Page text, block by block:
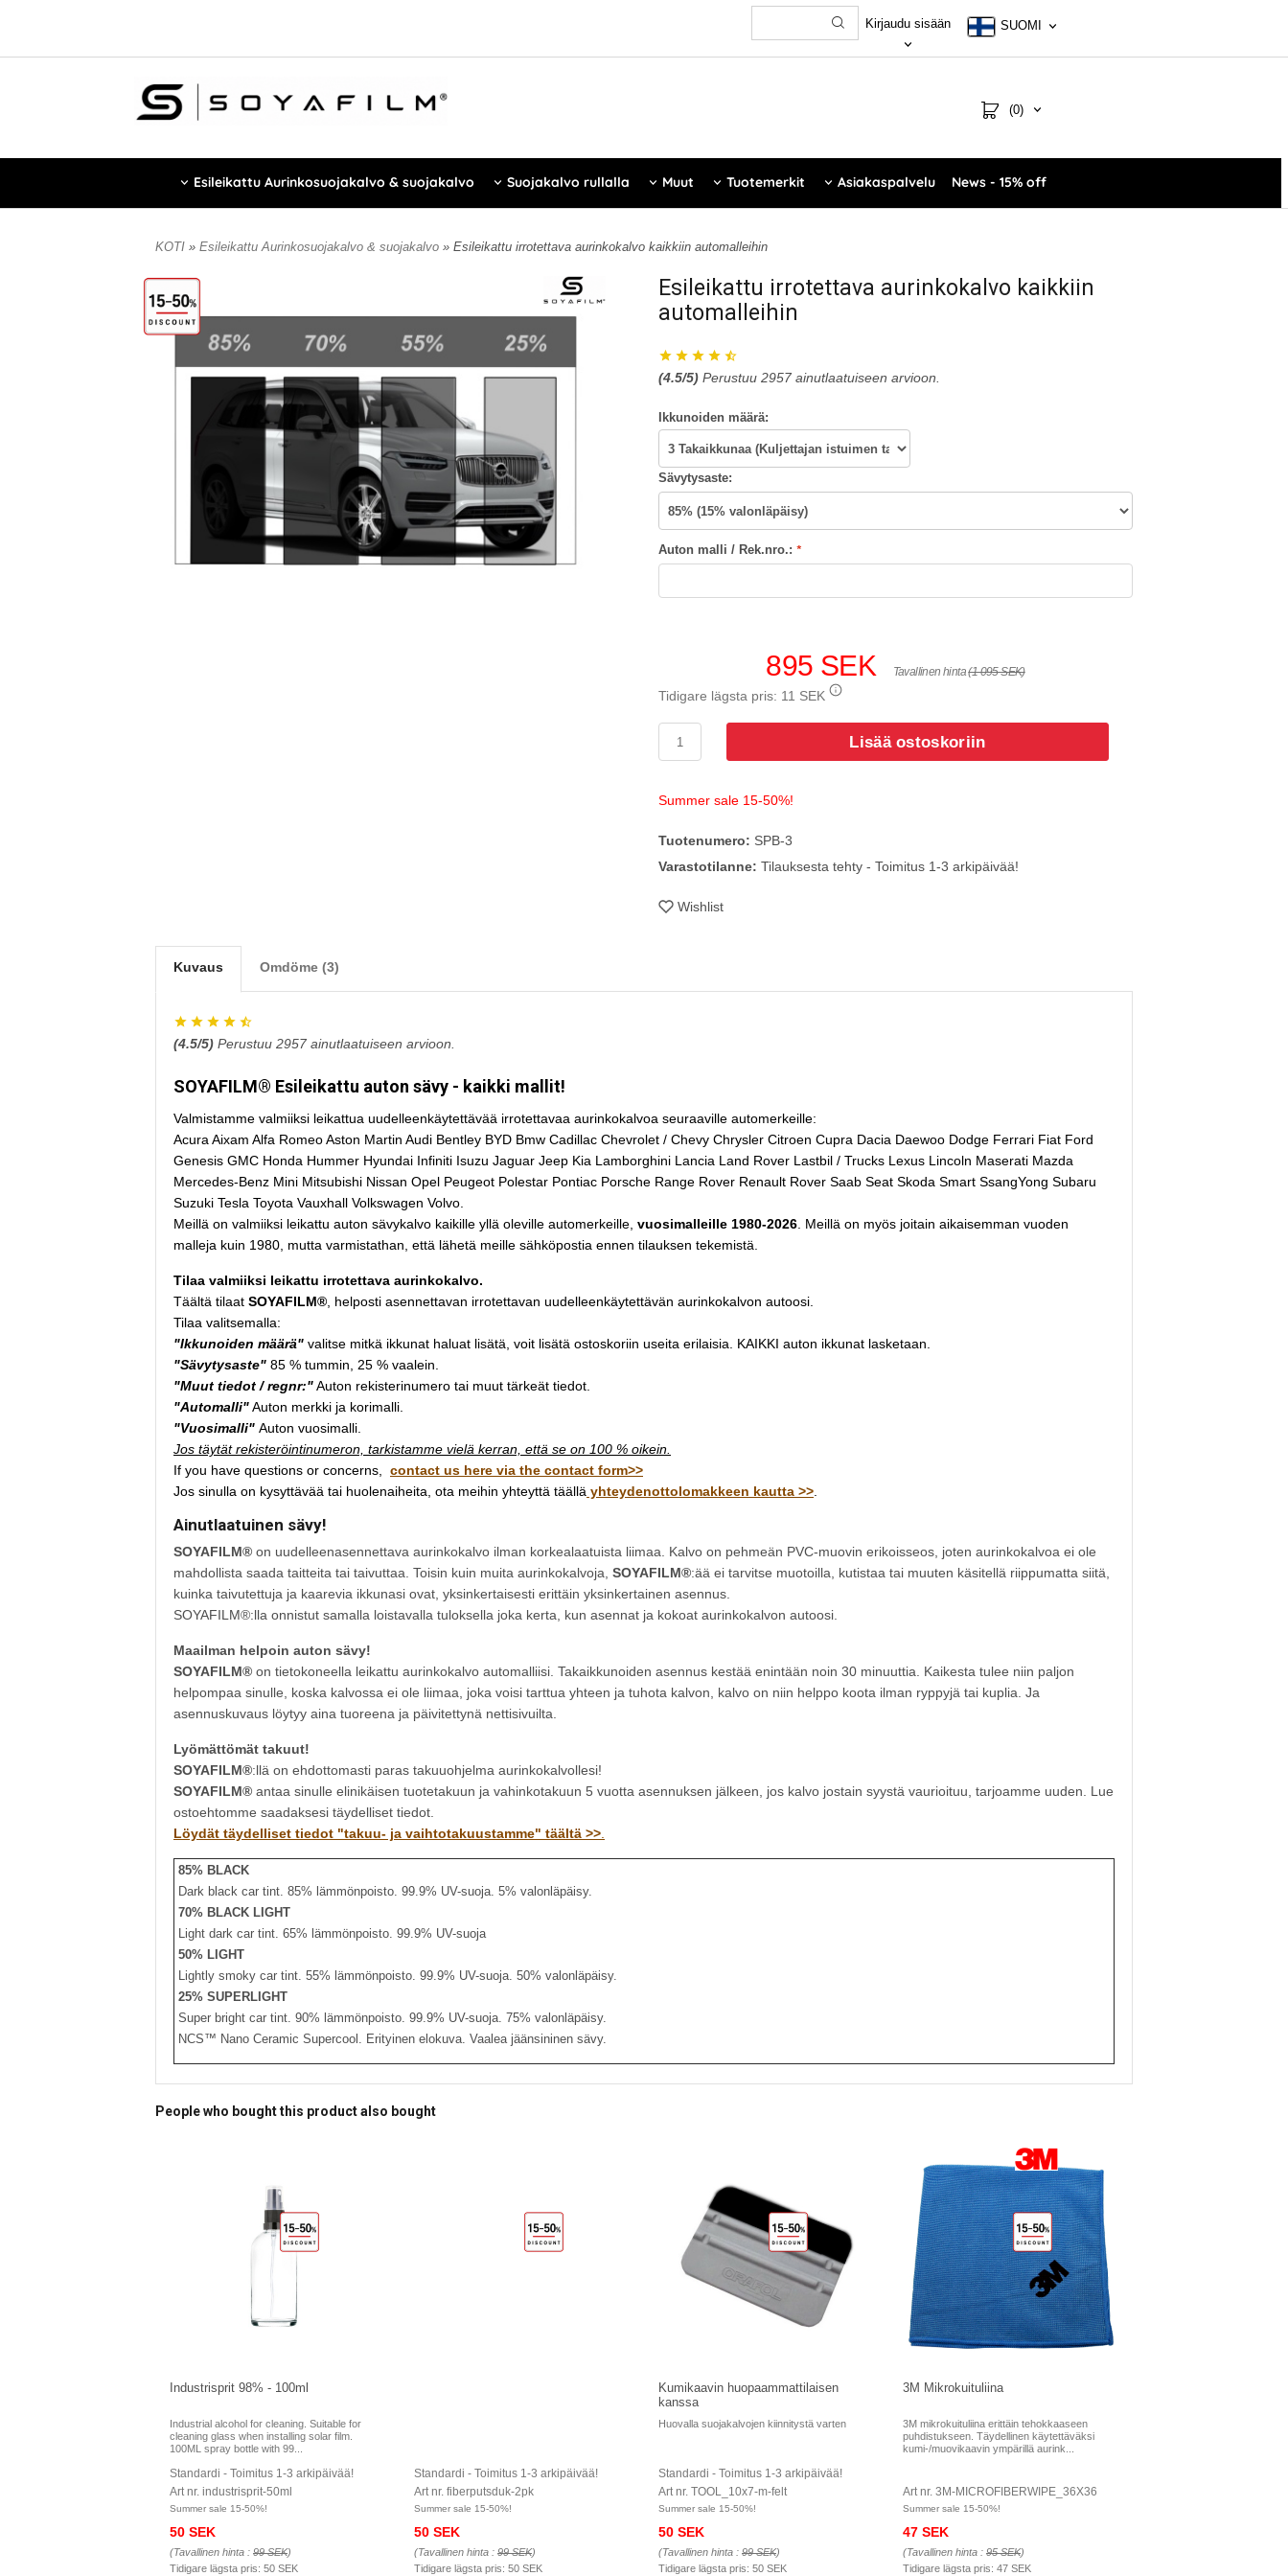
Kirjaudu sisään SUOMI
(0)
Esileikattu Aurinkosuojakalvo & suojakalvo Suojakalvo rullalla Muut Tuotemerkit Asiakaspalvelu News - 15% off
KOTI » Esileikattu Aurinkosuojakalvo & suojakalvo » Esileikattu irrotettava aurinkokalvo kaikkiin automalleihin
Esileikattu irrotettava aurinkokalvo kaikkiin
automalleihin
(4.5/5) Perustuu 2957 ainutlaatuiseen arvioon.
Ikkunoiden määrä:
Sävytysaste:
Auton malli / Rek.nro.: *
895 SEK Tavallinen hinta(1 095 SEK)
Tidigare lägsta pris: 11 SEK
Lisää ostoskoriin
Summer sale 15-50%!
Tuotenumero: SPB-3
Varastotilanne: Tilauksesta tehty - Toimitus 1-3 arkipäivää!
Wishlist
Kuvaus Omdöme (3)
(4.5/5) Perustuu 2957 ainutlaatuiseen arvioon.
SOYAFILM® Esileikattu auton sävy - kaikki mallit!
Valmistamme valmiiksi leikattua uudelleenkäytettävää irrotettavaa aurinkokalvoa seuraaville automerkeille:
Acura Aixam Alfa Romeo Aston Martin Audi Bentley BYD Bmw Cadillac Chevrolet / Chevy Chrysler Citroen Cupra Dacia Daewoo Dodge Ferrari Fiat Ford
Genesis GMC Honda Hummer Hyundai Infiniti Isuzu Jaguar Jeep Kia Lamborghini Lancia Land Rover Lastbil / Trucks Lexus Lincoln Maserati Mazda
Mercedes-Benz Mini Mitsubishi Nissan Opel Peugeot Polestar Pontiac Porsche Range Rover Renault Rover Saab Seat Skoda Smart SsangYong Subaru
Suzuki Tesla Toyota Vauxhall Volkswagen Volvo.
Meillä on valmiiksi leikattu auton sävykalvo kaikille yllä oleville automerkeille, vuosimalleille 1980-2026 . Meillä on myös joitain aikaisemman vuoden
malleja kuin 1980, mutta varmistathan, että lähetä meille sähköpostia ennen tilauksen tekemistä.
Tilaa valmiiksi leikattu irrotettava aurinkokalvo.
Täältä tilaat SOYAFILM® , helposti asennettavan irrotettavan uudelleenkäytettävän aurinkokalvon autoosi.
Tilaa valitsemalla:
"Ikkunoiden määrä" valitse mitkä ikkunat haluat lisätä, voit lisätä ostoskoriin useita erilaisia. KAIKKI auton ikkunat lasketaan.
"Sävytysaste" 85 % tummin, 25 % vaalein.
"Muut tiedot / regnr:"Auton rekisterinumero tai muut tärkeät tiedot.
"Automalli"Auton merkki ja korimalli.
"Vuosimalli" Auton vuosimalli.
Jos täytät rekisteröintinumeron, tarkistamme vielä kerran, että se on 100 % oikein.
If you have questions or concerns, contact us here via the contact form>>
Jos sinulla on kysyttävää tai huolenaiheita, ota meihin yhteyttä täällä yhteydenottolomakkeen kautta >>
Ainutlaatuinen sävy!
SOYAFILM® on uudelleenasennettava aurinkokalvo ilman korkealaatuista liimaa. Kalvo on pehmeän PVC-muovin erikoisseos, joten aurinkokalvoa ei ole
mahdollista saada taitteita tai taivuttaa. Toisin kuin muita aurinkokalvoja, SOYAFILM®:ää ei tarvitse muotoilla, kutistaa tai muuten käsitellä riippumatta siitä,
kuinka taivutettuja ja kaarevia ikkunasi ovat, yksinkertaisesti erittäin yksinkertainen asennus.
SOYAFILM®:lla onnistut samalla loistavalla tuloksella joka kerta, kun asennat ja kokoat aurinkokalvon autoosi.
Maailman helpoin auton sävy!
SOYAFILM® on tietokoneella leikattu aurinkokalvo automalliisi. Takaikkunoiden asennus kestää enintään noin 30 minuuttia. Kaikesta tulee niin paljon
helpompaa sinulle, koska kalvossa ei ole liimaa, joka voisi tarttua yhteen ja tuhota kalvon, kalvo on niin helppo koota ilman ryppyjä tai kuplia. Ja
asennuskuvaus löytyy aina tuoreena ja päivitettynä nettisivuilta.
Lyömättömät takuut!
SOYAFILM®:llä on ehdottomasti paras takuuohjelma aurinkokalvollesi!
SOYAFILM® antaa sinulle elinikäisen tuotetakuun ja vahinkotakuun 5 vuotta asennuksen jälkeen, jos kalvo jostain syystä vaurioituu, tarjoamme uuden. Lue
ostoehtomme saadaksesi täydelliset tiedot.
Löydät täydelliset tiedot "takuu- ja vaihtotakuustamme" täältä >>
85% BLACK
Dark black car tint. 85% lämmönpoisto. 99.9% UV-suoja. 5% valonläpäisy.
70% BLACK LIGHT
Light dark car tint. 65% lämmönpoisto. 99.9% UV-suoja
50% LIGHT
Lightly smoky car tint. 55% lämmönpoisto. 99.9% UV-suoja. 50% valonläpäisy.
25% SUPERLIGHT
Super bright car tint. 90% lämmönpoisto. 99.9% UV-suoja. 75% valonläpäisy.
NCS™ Nano Ceramic Supercool. Erityinen elokuva. Vaalea jäänsininen sävy.
People who bought this product also bought
Industrisprit 98% - 100ml
Industrial alcohol for cleaning. Suitable for
cleaning glass when installing solar film.
100ML spray bottle with 99...
Standardi - Toimitus 1-3 arkipäivää!
Art nr. industrisprit-50ml
Summer sale 15-50%!
50 SEK
(Tavallinen hinta : 99 SEK)
Tidigare lägsta pris: 50 SEK
Standardi - Toimitus 1-3 arkipäivää!
Art nr. fiberputsduk-2pk
Summer sale 15-50%!
50 SEK
(Tavallinen hinta : 99 SEK)
Tidigare lägsta pris: 50 SEK
Kumikaavin huopaammattilaisen
kanssa
Huovalla suojakalvojen kiinnitystä varten
Standardi - Toimitus 1-3 arkipäivää!
Art nr. TOOL_10x7-m-felt
Summer sale 15-50%!
50 SEK
(Tavallinen hinta : 99 SEK)
Tidigare lägsta pris: 50 SEK
3M Mikrokuituliina
3M mikrokuituliina erittäin tehokkaaseen
puhdistukseen. Täydellinen käytettäväksi
kumi-/muovikaavin ympärillä aurink...
Art nr. 3M-MICROFIBERWIPE_36X36
Summer sale 15-50%!
47 SEK
(Tavallinen hinta : 95 SEK)
Tidigare lägsta pris: 47 SEK